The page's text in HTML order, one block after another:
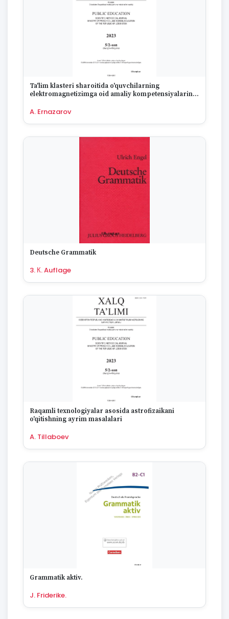
Ta'lim klasteri sharoitida o'quvchilarning
elektromagnetizimga oid amaliy kompetensiyalarini
A. Ernazarov
Deutsche Grammatik
3. К. Auflage
Raqamli texnologiyalar asosida astrofizaikani
o'qitishning ayrim masalalari
A. Tillaboev
Grammatik aktiv.
J. Friderike.